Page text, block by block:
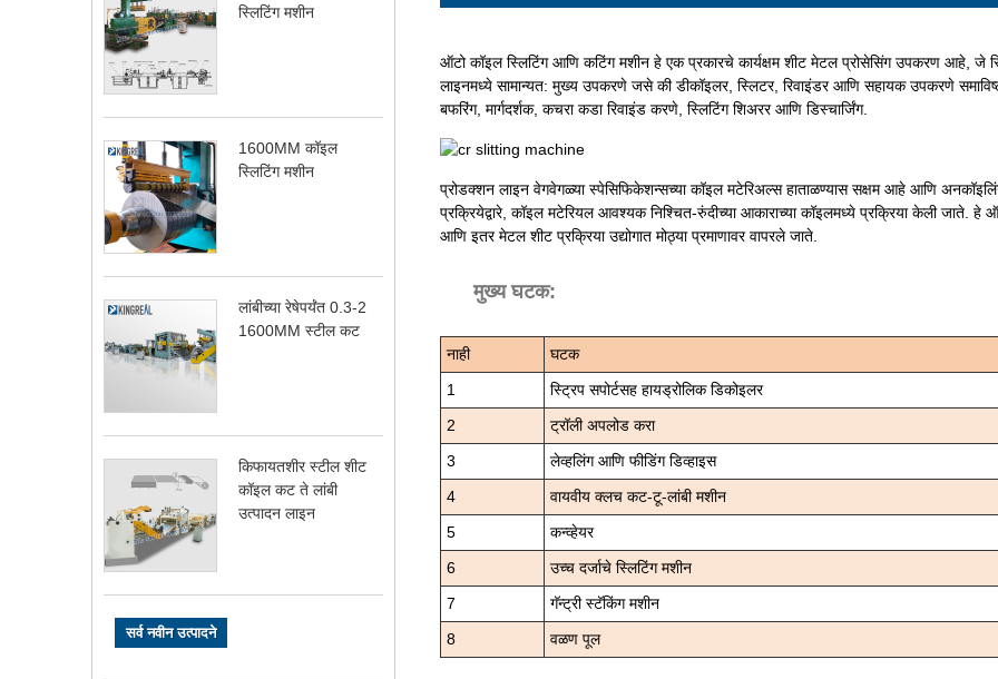
स्लिटिंग मशीन
1600MM कॉइल
स्लिटिंग मशीन
लांबीच्या रेषेपर्यंत 0.3-2
1600MM स्टील कट
किफायतशीर स्टील शीट
कॉइल कट ते लांबी
उत्पादन लाइन
सर्व नवीन उत्पादने
ऑटो कॉइल स्लिटिंग आणि कटिंग मशीन हे एक प्रकारचे कार्यक्षम शीट मेटल प्रोसेसिंग उपकरण आहे, जे
लाइनमध्ये सामान्यत: मुख्य उपकरणे जसे की डीकॉइलर, स्लिटर, रिवाइंडर आणि सहायक उपकरणे
बफरिंग, मार्गदर्शक, कचरा कडा रिवाइंड करणे, स्लिटिंग शिअरर आणि डिस्चार्जिंग.
प्रोडक्शन लाइन वेगवेगळ्या स्पेसिफिकेशन्सच्या कॉइल मटेरिअल्स हाताळण्यास सक्षम आहे आणि
प्रक्रियेद्वारे, कॉइल मटेरियल आवश्यक निश्चित-रुंदीच्या आकाराच्या कॉइलमध्ये प्रक्रिया केली जाते.
आणि इतर मेटल शीट प्रक्रिया उद्योगात मोठ्या प्रमाणावर वापरले जाते.
मुख्य घटक:
नाही
घटक
1
स्ट्रिप सपोर्टसह हायड्रोलिक डिकोइलर
2
ट्रॉली अपलोड करा
3
लेव्हलिंग आणि फीडिंग डिव्हाइस
4
वायवीय क्लच कट-टू-लांबी मशीन
5
कन्व्हेयर
6
उच्च दर्जाचे स्लिटिंग मशीन
7
गॅन्ट्री स्टॅकिंग मशीन
8
वळण पूल